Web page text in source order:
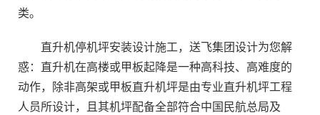
类。
直升机停机坪安装设计施工，送飞集团设计为您解
惑：直升机在高楼或甲板起降是一种高科技、高难度的
动作，除非高架或甲板直升机坪是由专业直升机坪工程
人员所设计，且其机坪配备全部符合中国民航总局及